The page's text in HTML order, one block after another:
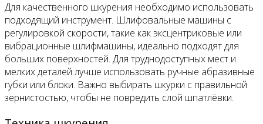
Для качественного шкурения необходимо использовать
подходящий инструмент. Шлифовальные машины с
регулировкой скорости, такие как эксцентриковые или
вибрационные шлифмашины, идеально подходят для
больших поверхностей. Для труднодоступных мест и
мелких деталей лучше использовать ручные абразивные
губки или блоки. Важно выбирать шкурки с правильной
зернистостью, чтобы не повредить слой шпатлёвки.